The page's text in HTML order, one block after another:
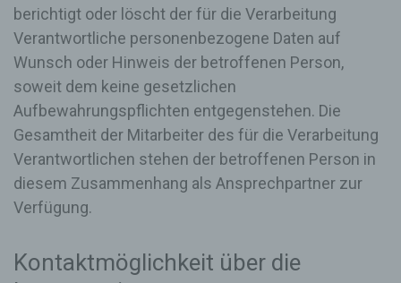
berichtigt oder löscht der für die Verarbeitung
Verantwortliche personenbezogene Daten auf
Wunsch oder Hinweis der betroffenen Person,
soweit dem keine gesetzlichen
Aufbewahrungspflichten entgegenstehen. Die
Gesamtheit der Mitarbeiter des für die Verarbeitung
Verantwortlichen stehen der betroffenen Person in
diesem Zusammenhang als Ansprechpartner zur
Verfügung.
Kontaktmöglichkeit über die
ferner mit dem Ziel ausgewertet, den Datenschutz
und die Datensicherheit in unserem Unternehmen
zu erhöhen, um letztlich ein optimales
Schutzniveau für die von uns verarbeiteten
personenbezogenen Daten sicherzustellen. Die
anonymen Daten der Server-Logfiles werden
getrennt von allen durch eine betroffene Person
angegebenen personenbezogenen Daten
gespeichert.
Registrierung auf unserer Internetseite
Die betroffene Person hat die Möglichkeit, sich auf
Verantwortlichen unter Angabe von
personenbezogenen Daten zu registrieren.